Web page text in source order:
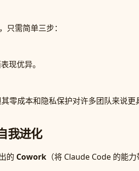
需简单三步：
现优异。
零成本和隐私保护对许多团队来说更
我进化
的 Cowork （将 Claude Code 的能